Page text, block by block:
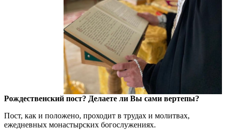
Рождественский пост? Делаете ли Вы сами вертепы?
Пост, как и положено, проходит в трудах и молитвах,
ежедневных монастырских богослужениях.